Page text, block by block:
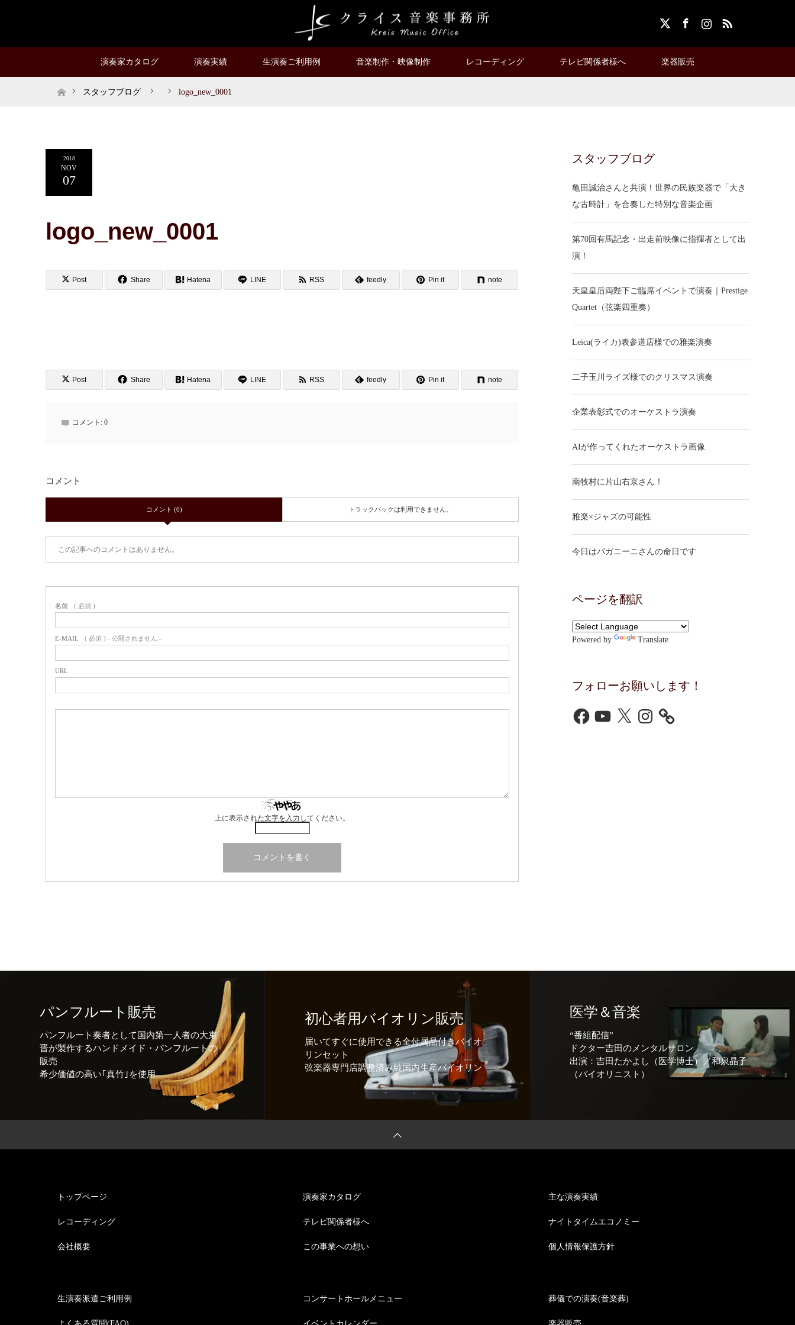
演奏家カタログ 演奏実績 生演奏ご利用例 音楽制作・映像制作 レコーディング テレビ関係者様へ 楽器販売
ホームスタッフブログ logo_new_0001
2018
NOV
07
logo_new_0001
Post Share Hatena LINE RSS feedly Pin it note
Post Share Hatena LINE RSS feedly Pin it note
コメント: 0
コメント
コメント (0) トラックバックは利用できません。
この記事へのコメントはありません。
名前 ( 必須 )
E-MAIL ( 必須 ) - 公開されません -
URL
上に表示された文字を入力してください。
スタッフブログ
亀田誠治さんと共演！世界の民族楽器で「大き
な古時計」を合奏した特別な音楽企画
第70回有馬記念・出走前映像に指揮者として出
演！
天皇皇后両陛下ご臨席イベントで演奏｜Prestige
Quartet（弦楽四重奏）
Leica(ライカ)表参道店様での雅楽演奏
二子玉川ライズ様でのクリスマス演奏
企業表彰式でのオーケストラ演奏
AIが作ってくれたオーケストラ画像
南牧村に片山右京さん！
雅楽×ジャズの可能性
今日はパガニーニさんの命日です
ページを翻訳
Powered by Translate
フォローお願いします！
FacebookYouTube
X Instagram
パンフルート販売
パンフルート奏者として国内第一人者の大束
晋が製作するハンドメイド・パンフルートの
販売
希少価値の高い｢真竹｣を使用
初心者用バイオリン販売
届いてすぐに使用できる全付属品付きバイオ
リンセット
弦楽器専門店調整済み純国内生産バイオリン
医学＆音楽
“番組配信”
ドクター吉田のメンタルサロン
出演：吉田たかよし（医学博士）／和泉晶子
（バイオリニスト）
トップページ
レコーディング
会社概要
演奏家カタログ
テレビ関係者様へ
この事業への想い
主な演奏実績
ナイトタイムエコノミー
個人情報保護方針
生演奏派遣ご利用例 コンサートホールメニュー 葬儀での演奏(音楽葬)